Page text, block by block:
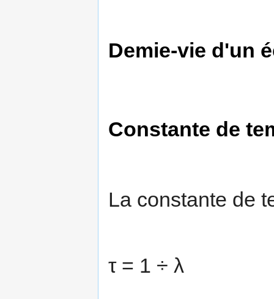
Demie-vie d'un
Constante de
La constante de
τ = 1 ÷ λ